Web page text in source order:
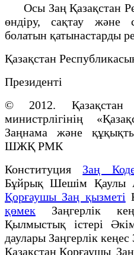
Осы Заң Қазақстан
өндiру, сақтау және
болатын қатынастарды
Қазақстан
Президенті
© 2012. Қазақстан
министрлігінің
Заңнама және
ШЖҚ РМК
Конституция Заң
Бұйрық Шешім Қаулы
Қорғаушы Заң қызметі
қөмек Заңгерлік
Қылмыстық істері
даулары Заңгерлік
Қазақстан Қорғаушы